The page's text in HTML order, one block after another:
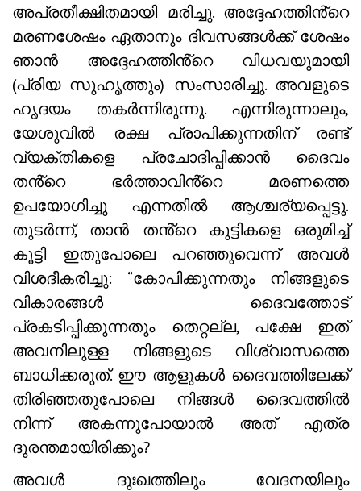
അപ്രതീക്ഷിതമായി മരിച്ചു. അദ്ദേഹത്തിൻ്റെ
മരണശേഷം ഏതാനും ദിവസങ്ങൾക്ക് ശേഷം
ഞാൻ അദ്ദേഹത്തിൻ്റെ വിധവയുമായി
(പ്രിയ സുഹൃത്തും) സംസാരിച്ചു. അവളുടെ
ഹൃദയം തകർന്നിരുന്നു. എന്നിരുന്നാലും,
യേശുവിൽ രക്ഷ പ്രാപിക്കുന്നതിന് രണ്ട്
വ്യക്തികളെ പ്രചോദിപ്പിക്കാൻ ദൈവം
തൻ്റെ ഭർത്താവിൻ്റെ മരണത്തെ
ഉപയോഗിച്ചു എന്നതിൽ ആശ്ചര്യപ്പെട്ടു.
തുടർന്ന്, താൻ തൻ്റെ കുട്ടികളെ ഒരുമിച്ച്
കൂട്ടി ഇതുപോലെ പറഞ്ഞുവെന്ന് അവൾ
വിശദീകരിച്ചു: “കോപിക്കുന്നതും നിങ്ങളുടെ
വികാരങ്ങൾ ദൈവത്തോട്
പ്രകടിപ്പിക്കുന്നതും തെറ്റല്ല, പക്ഷേ ഇത്
അവനിലുള്ള നിങ്ങളുടെ വിശ്വാസത്തെ
ബാധിക്കരുത്. ഈ ആളുകൾ ദൈവത്തിലേക്ക്
തിരിഞ്ഞതുപോലെ നിങ്ങൾ ദൈവത്തിൽ
നിന്ന് അകന്നുപോയാൽ അത് എത്ര
ദുരന്തമായിരിക്കും?
അവൾ ദുഃഖത്തിലും വേദനയിലും